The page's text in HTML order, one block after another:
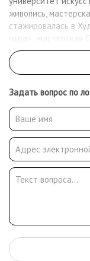
живопись,
стажировалась в
года» , мастерская
художников
художников. Живет
натюрморта,
коллекция России ,
Болгарии.
персональных
Задать вопрос по